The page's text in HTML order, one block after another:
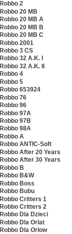
Robbo 2
Robbo 20 MB
Robbo 20 MB A
Robbo 20 MB B
Robbo 20 MB C
Robbo 2001
Robbo 3 CS
Robbo 32 A.K. I
Robbo 32 A.K. II
Robbo 4
Robbo 5
Robbo 653924
Robbo 76
Robbo 96
Robbo 97A
Robbo 97B
Robbo 98A
Robbo A
Robbo ANTIC-Soft
Robbo After 20 Years
Robbo After 30 Years
Robbo B
Robbo B&W
Robbo Boss
Robbo Bubu
Robbo Critters 1
Robbo Critters 2
Robbo Dla Dzieci
Robbo Dla Orlat
Robbo Dla Orlow